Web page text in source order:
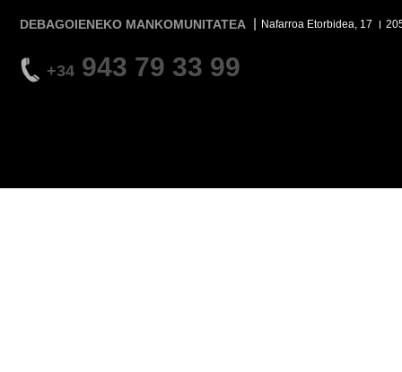
DEBAGOIENEKO MANKOMUNITATEA Nafarroa Etorbidea, 17
+34 943 79 33 99